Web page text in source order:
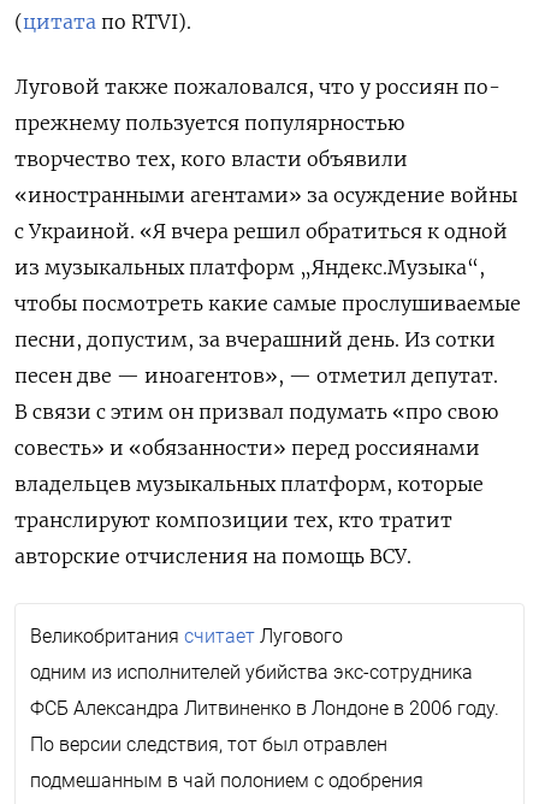
(цитата по RTVI).
Луговой также пожаловался, что у россиян по-
прежнему пользуется популярностью
творчество тех, кого власти объявили
«иностранными агентами» за осуждение войны
с Украиной. «Я вчера решил обратиться к одной
из музыкальных платформ „Яндекс.Музыка“,
чтобы посмотреть какие самые прослушиваемые
песни, допустим, за вчерашний день. Из сотки
песен две — иноагентов», — отметил депутат.
В связи с этим он призвал подумать «про свою
совесть» и «обязанности» перед россиянами
владельцев музыкальных платформ, которые
транслируют композиции тех, кто тратит
авторские отчисления на помощь ВСУ.
Великобритания считает Лугового
одним из исполнителей убийства экс-сотрудника
ФСБ Александра Литвиненко в Лондоне в 2006 году.
По версии следствия, тот был отравлен
подмешанным в чай полонием с одобрения